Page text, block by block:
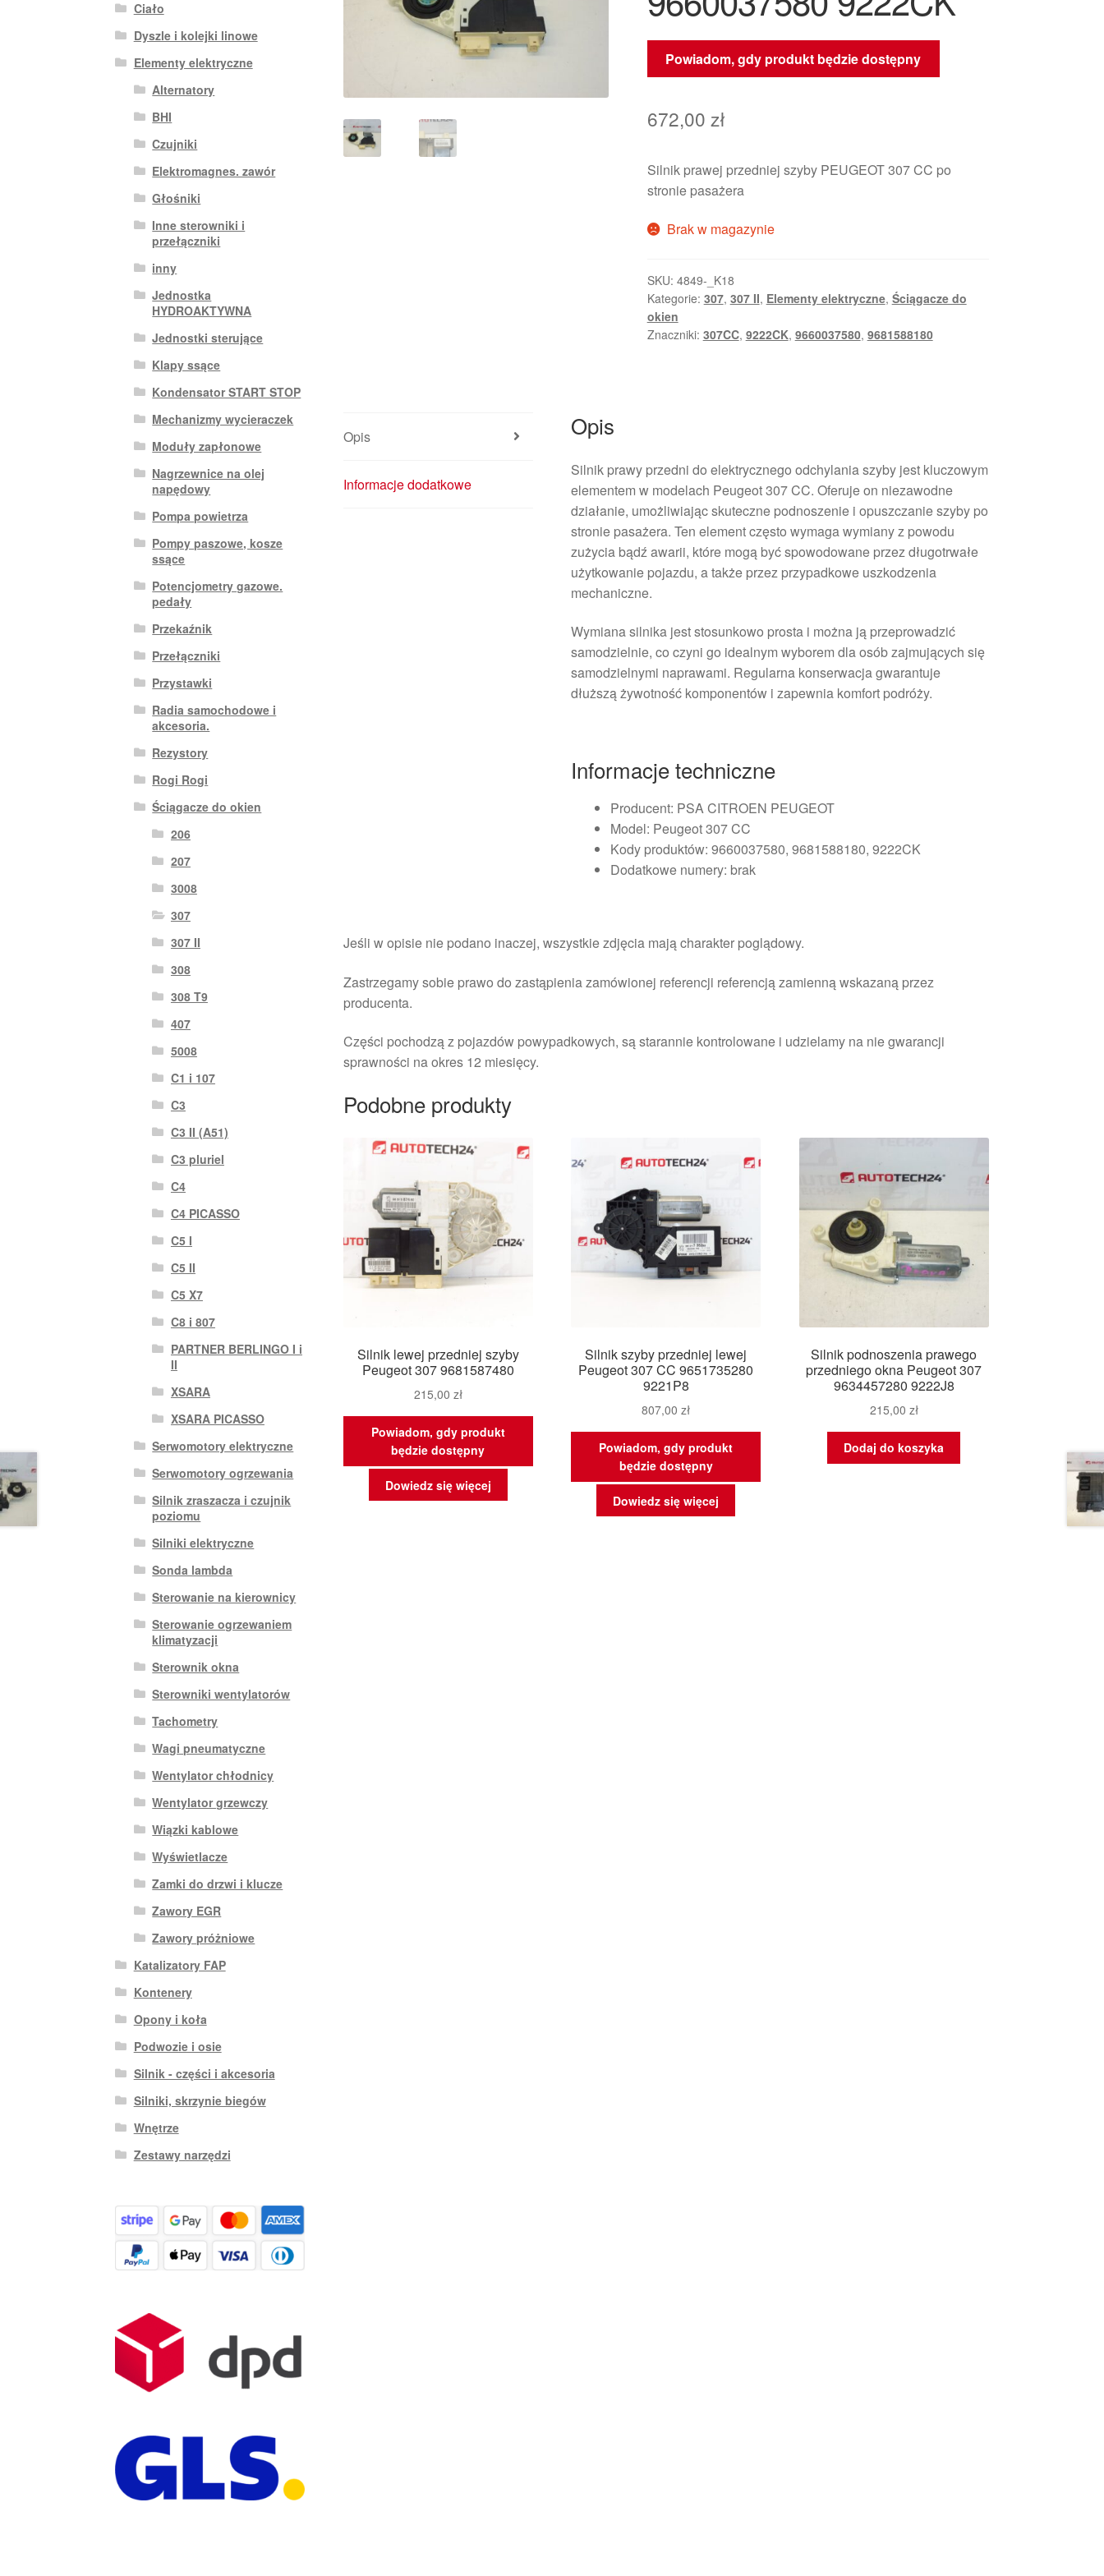
Powiadom, gdy produkt będzie dostępny
672,00 zł
Silnik prawej przedniej szyby PEUGEOT 307 CC po
stronie pasażera
Brak w magazynie
SKU: 4849-_K18
Kategorie: 307, 307 II, Elementy elektryczne, Ściągacze do
okien
Znaczniki: 307CC, 9222CK, 9660037580, 9681588180
Opis
Informacje dodatkowe
Opis
Silnik prawy przedni do elektrycznego odchylania szyby jest kluczowym
elementem w modelach Peugeot 307 CC. Oferuje on niezawodne
działanie, umożliwiając skuteczne podnoszenie i opuszczanie szyby po
stronie pasażera. Ten element często wymaga wymiany z powodu
zużycia bądź awarii, które mogą być spowodowane przez długotrwałe
użytkowanie pojazdu, a także przez przypadkowe uszkodzenia
mechaniczne.
Wymiana silnika jest stosunkowo prosta i można ją przeprowadzić
samodzielnie, co czyni go idealnym wyborem dla osób zajmujących się
samodzielnymi naprawami. Regularna konserwacja gwarantuje
dłuższą żywotność komponentów i zapewnia komfort podróży.
Informacje techniczne
Producent: PSA CITROEN PEUGEOT
Model: Peugeot 307 CC
Kody produktów: 9660037580, 9681588180, 9222CK
Dodatkowe numery: brak
Jeśli w opisie nie podano inaczej, wszystkie zdjęcia mają charakter poglądowy.
Zastrzegamy sobie prawo do zastąpienia zamówionej referencji referencją zamienną wskazaną przez
producenta.
Części pochodzą z pojazdów powypadkowych, są starannie kontrolowane i udzielamy na nie gwarancji
sprawności na okres 12 miesięcy.
Podobne produkty
Silnik lewej przedniej szyby
Peugeot 307 9681587480
215,00 zł
Powiadom, gdy produkt
będzie dostępny
Dowiedz się więcej
Silnik szyby przedniej lewej
Peugeot 307 CC 9651735280
9221P8
807,00zł
Powiadom, gdy produkt
będzie dostępny
Dowiedz się więcej
Silnik podnoszenia prawego
przedniego okna Peugeot 307
9634457280 9222J8
215,00 zł
Dodaj do koszyka
Ciało
Dyszle i kolejki linowe
Elementy elektryczne
Alternatory
BHI
Czujniki
Elektromagnes. zawór
Głośniki
Inne sterowniki i
przełączniki
inny
Jednostka
HYDROAKTYWNA
Jednostki sterujące
Klapy ssące
Kondensator START STOP
Mechanizmy wycieraczek
Moduły zapłonowe
Nagrzewnice na olej
napędowy
Pompa powietrza
Pompy paszowe, kosze
ssące
Potencjometry gazowe.
pedały
Przekaźnik
Przełączniki
Przystawki
Radia samochodowe i
akcesoria.
Rezystory
Rogi Rogi
Ściągacze do okien
206
207
3008
307
307 II
308
308 T9
407
5008
C1 i 107
C3
C3 II (A51)
C3 pluriel
C4
C4 PICASSO
C5 I
C5 II
C5 X7
C8 i 807
PARTNER BERLINGO I i
II
XSARA
XSARA PICASSO
Serwomotory elektryczne
Serwomotory ogrzewania
Silnik zraszacza i czujnik
poziomu
Silniki elektryczne
Sonda lambda
Sterowanie na kierownicy
Sterowanie ogrzewaniem
klimatyzacji
Sterownik okna
Sterowniki wentylatorów
Tachometry
Wagi pneumatyczne
Wentylator chłodnicy
Wentylator grzewczy
Wiązki kablowe
Wyświetlacze
Zamki do drzwi i klucze
Zawory EGR
Zawory próżniowe
Katalizatory FAP
Kontenery
Opony i koła
Podwozie i osie
Silnik - części i akcesoria
Silniki, skrzynie biegów
Wnętrze
Zestawy narzędzi